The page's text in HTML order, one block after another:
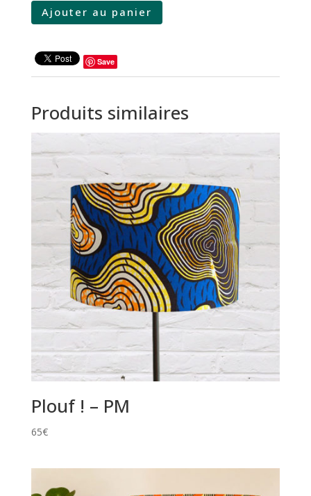
quantité
de
Ajouter au panier
Save
Produits similaires
Plouf ! – PM
65€